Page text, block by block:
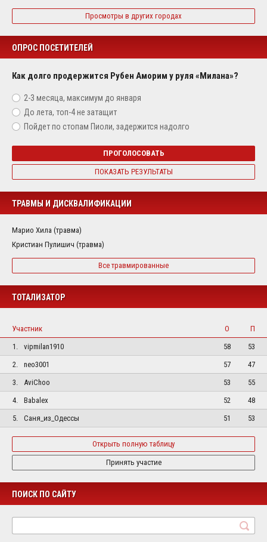
Просмотры в других городах
ОПРОС ПОСЕТИТЕЛЕЙ
Как долго продержится Рубен Аморим у руля «Милана»?
2-3 месяца, максимум до января
До лета, топ-4 не затащит
Пойдет по стопам Пиоли, задержится надолго
ПРОГОЛОСОВАТЬ
ПОКАЗАТЬ РЕЗУЛЬТАТЫ
ТРАВМЫ И ДИСКВАЛИФИКАЦИИ
Марио Хила (травма)
Кристиан Пулишич (травма)
Все травмированные
ТОТАЛИЗАТОР
Участник О
П
1.
vipmilan1910 58
53
2.
neo3001 57
47
3.
AviChoo 53
55
4.
Babalex 52
48
5.
Саня_из_Одессы 51 53
Открыть полную таблицу
Принять участие
ПОИСК ПО САЙТУ